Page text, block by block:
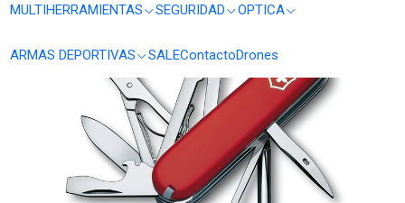
MULTIHERRAMIENTAS SEGURIDAD OPTICA
ARMAS DEPORTIVAS SALEContactoDrones